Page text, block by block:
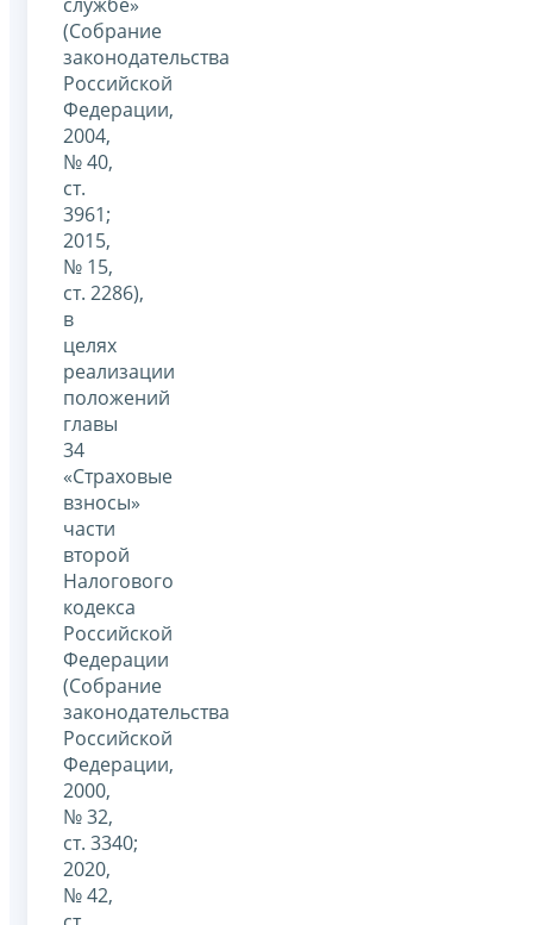
(Собрание
законодательства
Российской
Федерации,
2004,
№ 40,
ст.
3961;
2015,
№ 15,
ст. 2286),
в
целях
реализации
положений
главы
34
«Страховые
взносы»
части
второй
Налогового
кодекса
Российской
Федерации
(Собрание
законодательства
Российской
Федерации,
2000,
№ 32,
ст. 3340;
2020,
№ 42,